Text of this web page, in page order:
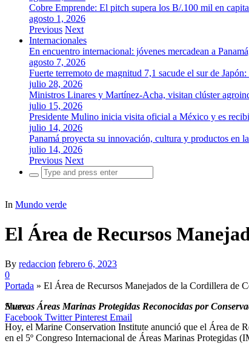
Cobre Emprende: El pitch supera los B/.100 mil en
agosto 1, 2026
Previous Next
Internacionales
En encuentro internacional: jóvenes mercadean a
agosto 7, 2026
Fuerte terremoto de magnitud 7,1 sacude el sur de
julio 28, 2026
Ministros Linares y Martínez-Acha, visitan clúster
julio 15, 2026
Presidente Mulino inicia visita oficial a México y es
julio 14, 2026
Panamá proyecta su innovación, cultura y productos en
julio 14, 2026
Previous Next
Search
for:
In Mundo verde
El Área de Recursos
By redaccion febrero 6, 2023
0
Portada » El Área de Recursos Manejados de la Cordillera de
Share
Facebook Twitter Pinterest Email
Nuevas Áreas Marinas Protegidas Reconocidas por
Hoy, el Marine Conservation Institute anunció que el Área de
en el 5º Congreso Internacional de Áreas Marinas Protegidas